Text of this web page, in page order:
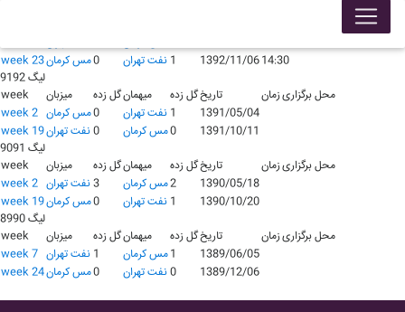
week 23مس كرمان0 نفت تهران 1 1392/11/0614:30
لیگ 9192
week
میزبان گل زدهمیهمان گل زدهتاریخ زمانمحل برگزاری
week 2 مس كرمان0 نفت تهران 1
1391/05/04
week 19نفت تهران0 مس كرمان0
1391/10/11
لیگ 9091
week
میزبان گل زدهمیهمان گل زدهتاریخ زمانمحل برگزاری
week 2 نفت تهران3 مس كرمان2
1390/05/18
week 19مس كرمان0 نفت تهران 1
1390/10/20
لیگ 8990
week
میزبان گل زدهمیهمان گل زدهتاریخ زمانمحل برگزاری
week 7 نفت تهران 1 مس كرمان1
1389/06/05
week 24مس كرمان0 نفت تهران0 1389/12/06